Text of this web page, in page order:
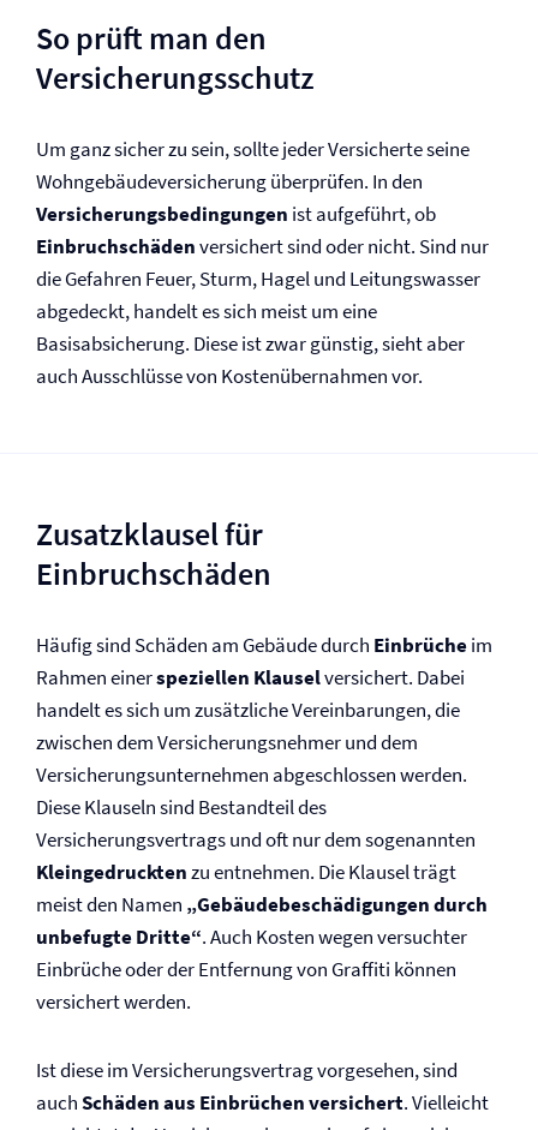
So prüft man den
Versicherungsschutz
Um ganz sicher zu sein, sollte jeder Versicherte seine
Wohngebäude­versicherung überprüfen. In den
Versicherungs­bedingungen ist aufgeführt, ob
Einbruchschädenversichert sind oder nicht. Sind nur
die Gefahren Feuer, Sturm, Hagel und Leitungswasser
abgedeckt, handelt es sich meist um eine
Basisabsicherung. Diese ist zwar günstig, sieht aber
auch Ausschlüsse von Kostenübernahmen vor.
Zusatzklausel für
Einbruchschäden
Häufig sind Schäden am Gebäude durch Einbrücheim
Rahmen einerspeziellen Klauselversichert. Dabei
handelt es sich um zusätzliche Vereinbarungen, die
zwischen dem Versicherungsnehmer und dem
Versicherungs­unternehmen abgeschlossen werden.
Diese Klauseln sind Bestandteil des
Versicherungsvertrags und oft nur dem sogenannten
Kleingedrucktenzu entnehmen. Die Klausel trägt
meist den Namen „Gebäudebeschädigungen durch
unbefugte Dritte“. Auch Kosten wegen versuchter
Einbrüche oder der Entfernung von Graffiti können
versichert werden.
Ist diese im Versicherungsvertrag vorgesehen, sind
auchSchäden aus Einbrüchen versichert. Vielleicht